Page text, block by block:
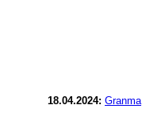
18.04.2024: Granma